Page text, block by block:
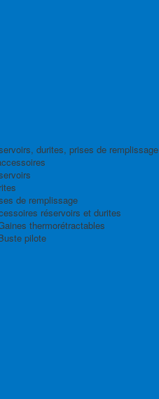
durites, prises de remplissage
de remplissage
réservoirs et durites
thermorétractables
pilote